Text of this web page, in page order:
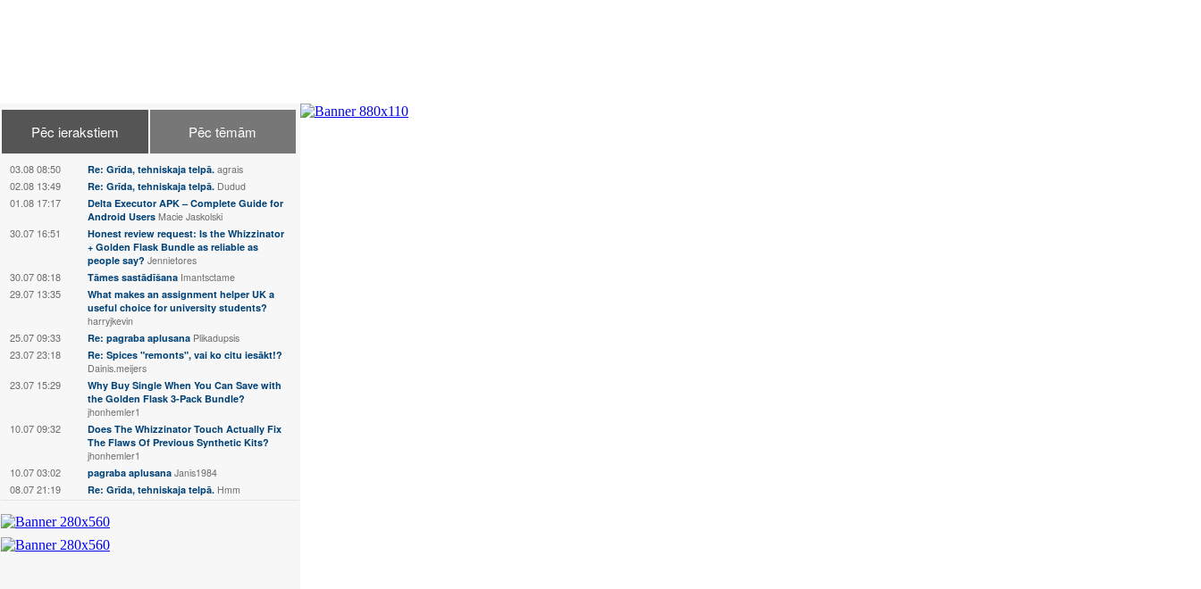
Pēc ierakstiem Pēc tēmām
03.08 08:50 Re: Grīda, tehniskaja telpā. agrais
02.08 13:49 Re: Grīda, tehniskaja telpā. Dudud
01.08 17:17
Delta Executor APK – Complete Guide for
Android Users Macie Jaskolski
30.07 16:51
Honest review request: Is the Whizzinator
+ Golden Flask Bundle as reliable as
people say? Jennietores
30.07 08:18 Tāmes sastādīšana Imantsctame
29.07 13:35
What makes an assignment helper UK a
useful choice for university students?
harryjkevin
25.07 09:33 Re: pagraba aplusana Plikadupsis
23.07 23:18
Re: Spices "remonts", vai ko citu iesākt!?
Dainis.meijers
23.07 15:29
Why Buy Single When You Can Save with
the Golden Flask 3-Pack Bundle?
jhonhemler1
10.07 09:32
Does The Whizzinator Touch Actually Fix
The Flaws Of Previous Synthetic Kits?
jhonhemler1
10.07 03:02 pagraba aplusana Janis1984
08.07 21:19 Re: Grīda, tehniskaja telpā. Hmm